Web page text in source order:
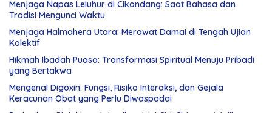
Menjaga Napas Leluhur di Cikondang: Saat Bahasa dan
Tradisi Mengunci Waktu
Menjaga Halmahera Utara: Merawat Damai di Tengah Ujian
Kolektif
Hikmah Ibadah Puasa: Transformasi Spiritual Menuju Pribadi
yang Bertakwa
Mengenal Digoxin: Fungsi, Risiko Interaksi, dan Gejala
Keracunan Obat yang Perlu Diwaspadai